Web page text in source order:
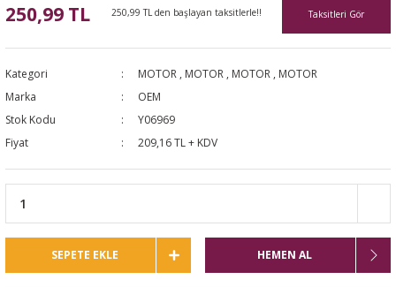
250,99 TL 250,99 TL den başlayan taksitlerle!! Taksitleri Gör
Kategori MOTOR , MOTOR , MOTOR , MOTOR
Marka
OEM
Stok Kodu
Y06969
Fiyat
209,16 TL + KDV
SEPETE EKLE HEMEN AL